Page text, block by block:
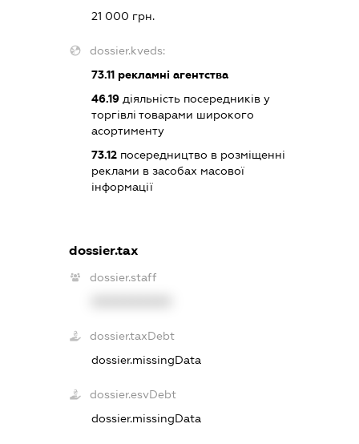
21 000 грн.
dossier.kveds:
73.11 рекламні агентства
46.19 діяльність посередників у
торгівлі товарами широкого
асортименту
73.12 посередництво в розміщенні
реклами в засобах масової
інформації
dossier.tax
dossier.staff
dossier.taxDebt
dossier.missingData
dossier.esvDebt
dossier.missingData